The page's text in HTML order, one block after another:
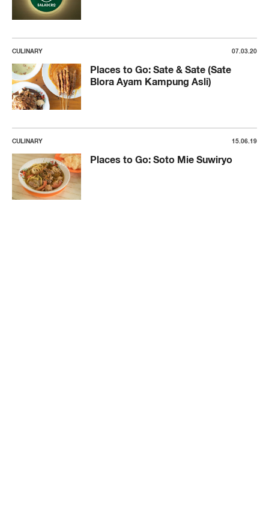
CULINARY 07.03.20
Places to Go: Sate & Sate (Sate
Blora Ayam Kampung Asli)
CULINARY 15.06.19
Places to Go: Soto Mie Suwiryo